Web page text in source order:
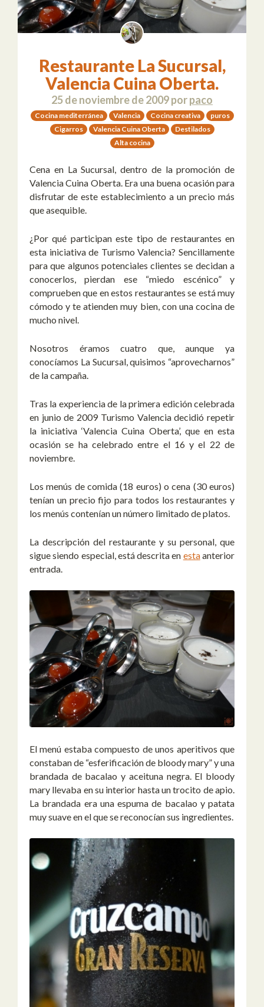
Restaurante La Sucursal,
Valencia Cuina Oberta.
25 de noviembre de 2009porpaco
Cocina mediterránea Valencia Cocina creativa
puros
Cigarros
Valencia Cuina Oberta
Destilados
Alta cocina
Cena en La Sucursal, dentro de la promoción de
Valencia Cuina Oberta. Era una buena ocasión para
disfrutar de este establecimiento a un precio más
que asequible.
¿Por qué participan este tipo de restaurantes en
esta iniciativa de Turismo Valencia? Sencillamente
para que algunos potenciales clientes se decidan a
conocerlos, pierdan ese “miedo escénico” y
comprueben que en estos restaurantes se está muy
cómodo y te atienden muy bien, con una cocina de
mucho nivel.
Nosotros éramos cuatro que, aunque ya
conocíamos La Sucursal, quisimos “aprovecharnos”
de la campaña.
Tras la experiencia de la primera edición celebrada
en junio de 2009 Turismo Valencia decidió repetir
la iniciativa ‘Valencia Cuina Oberta’, que en esta
ocasión se ha celebrado entre el 16 y el 22 de
noviembre.
Los menús de comida (18 euros) o cena (30 euros)
tenían un precio fijo para todos los restaurantes y
los menús contenían un número limitado de platos.
La descripción del restaurante y su personal, que
sigue siendo especial, está descrita en estaanterior
entrada.
El menú estaba compuesto de unos aperitivos que
constaban de “esferificación de bloody mary” y una
brandada de bacalao y aceituna negra. El bloody
mary llevaba en su interior hasta un trocito de apio.
La brandada era una espuma de bacalao y patata
muy suave en el que se reconocían sus ingredientes.